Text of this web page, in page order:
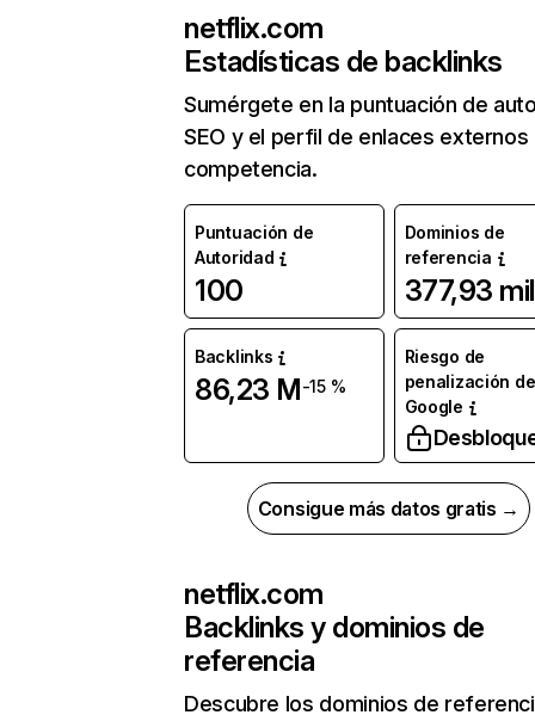
netflix.com
Estadísticas de backlinks
Sumérgete en la puntuación de
SEO y el perfil de enlaces externos
competencia.
Puntuación de
Autoridad
100
Dominios de
referencia
377,93 mil
Backlinks
86,23 M-15 %
Riesgo de
penalización de
Google
Consigue más datos gratis →
netflix.com
Backlinks y dominios de
referencia
Descubre los dominios de